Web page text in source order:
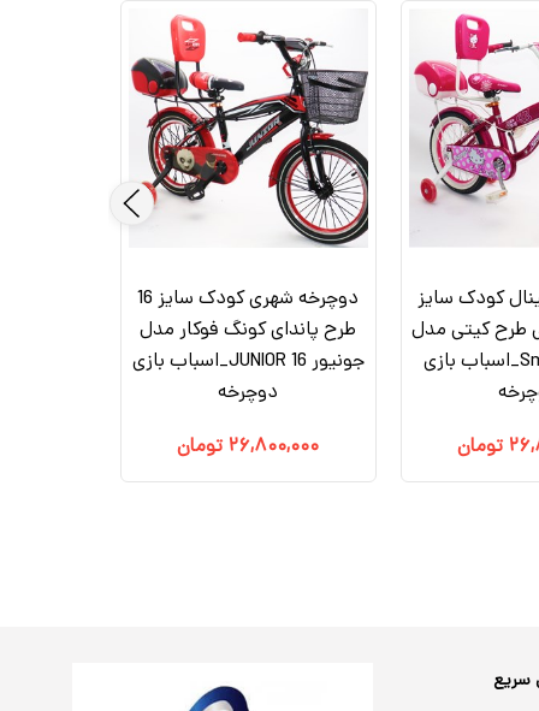
دوچرخه شهری کودک سایز 16
طرح پاندای کونگ‌ فوکار مدل
جونیور JUNIOR 16_اسباب بازی
دوچرخه
۲۶,۸۰۰,۰۰۰ تومان
کودک سایز
طرح کیتی مدل
اسمارت Smart_اسباب بازی
تومان
سریع